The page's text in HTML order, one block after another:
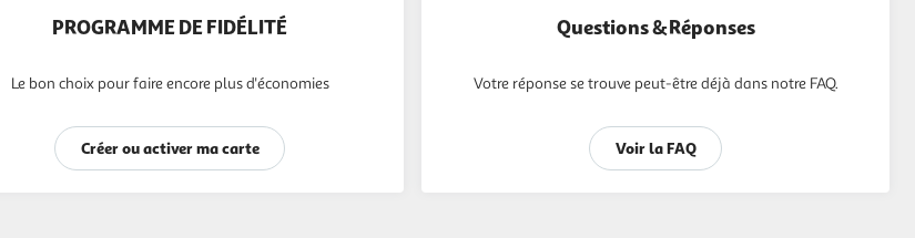
PROGRAMME DE FIDÉLITÉ
Le bon choix pour faire encore plus d'économies
Créer ou activer ma carte
Questions & Réponses
Votre réponse se trouve peut-être déjà dans notre FAQ.
Voir la FAQ